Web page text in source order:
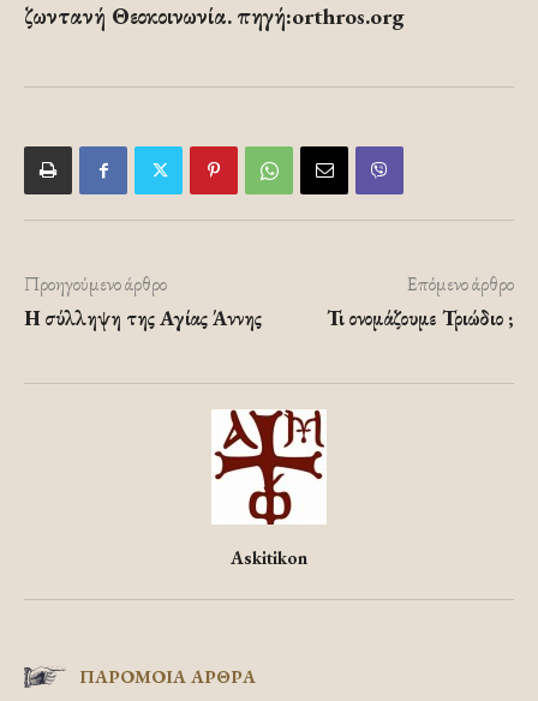
ζωντανή Θεοκοινωνία. πηγή:orthros.org
Προηγούμενο άρθρο
Η σύλληψη της Αγίας Άννης
Επόμενο άρθρο
Τι ονομάζουμε Τριώδιο ;
Askitikon
ΠΑΡΟΜΟΙΑ ΑΡΘΡΑ